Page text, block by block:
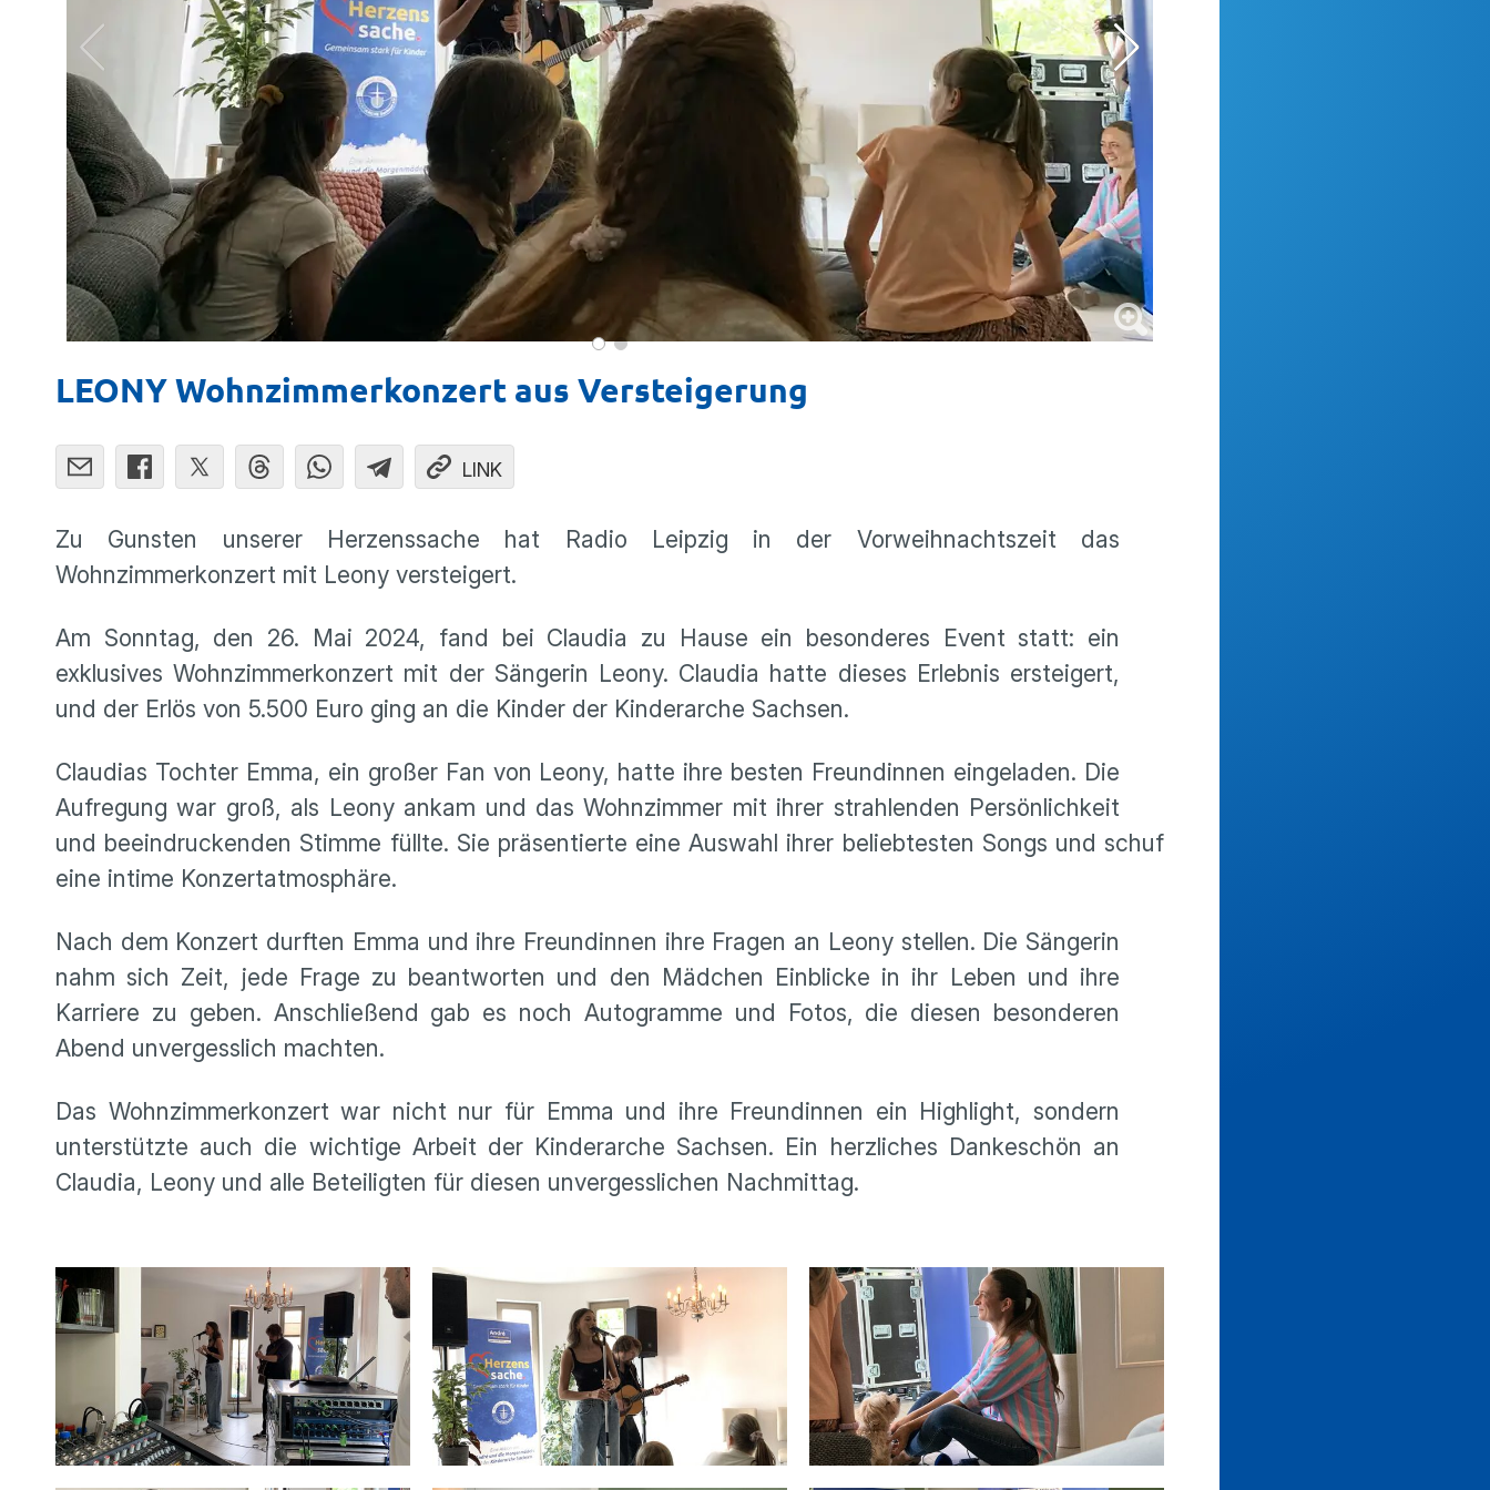
LEONY Wohnzimmerkonzert aus Versteigerung
LINK
Zu Gunsten unserer Herzenssache hat Radio Leipzig in der Vorweihnachtszeit das
Wohnzimmerkonzert mit Leony versteigert.
Am Sonntag, den 26. Mai 2024, fand bei Claudia zu Hause ein besonderes Event statt: ein
exklusives Wohnzimmerkonzert mit der Sängerin Leony. Claudia hatte dieses Erlebnis ersteigert,
und der Erlös von 5.500 Euro ging an die Kinder der Kinderarche Sachsen.
Claudias Tochter Emma, ein großer Fan von Leony, hatte ihre besten Freundinnen eingeladen. Die
Aufregung war groß, als Leony ankam und das Wohnzimmer mit ihrer strahlenden Persönlichkeit
und beeindruckenden Stimme füllte. Sie präsentierte eine Auswahl ihrer beliebtesten Songs und schuf
eine intime Konzertatmosphäre.
Nach dem Konzert durften Emma und ihre Freundinnen ihre Fragen an Leony stellen. Die Sängerin
nahm sich Zeit, jede Frage zu beantworten und den Mädchen Einblicke in ihr Leben und ihre
Karriere zu geben. Anschließend gab es noch Autogramme und Fotos, die diesen besonderen
Abend unvergesslich machten.
Das Wohnzimmerkonzert war nicht nur für Emma und ihre Freundinnen ein Highlight, sondern
unterstützte auch die wichtige Arbeit der Kinderarche Sachsen. Ein herzliches Dankeschön an
Claudia, Leony und alle Beteiligten für diesen unvergesslichen Nachmittag.